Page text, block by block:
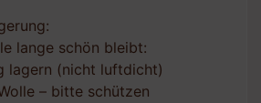
lange schön bleibt:
lagern (nicht luftdicht)
– bitte schützen